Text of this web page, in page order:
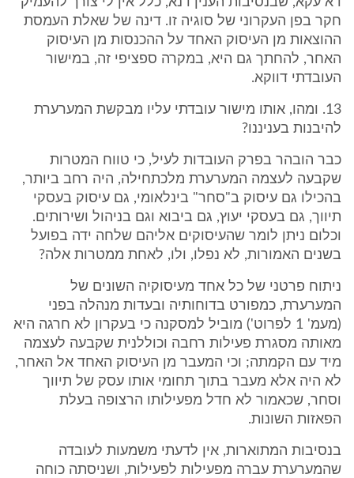
חקר בפן העקרוני של סוגיה זו. דינה של שאלת העמסת
ההוצאות מן העיסוק האחד על ההכנסות מן העיסוק
האחר, להחתך גם היא, במקרה ספציפי זה, במישור
העובדתי דווקא.
13. ומהו, אותו מישור עובדתי עליו מבקשת המערערת
להיבנות בעניננו?
כבר הובהר בפרק העובדות לעיל, כי טווח המטרות
שקבעה לעצמה המערערת מלכתחילה, היה רחב ביותר,
בהכילו גם עיסוק ב"סחר" בינלאומי, גם עיסוק בעסקי
תיווך, גם בעסקי יעוץ, גם ביבוא וגם בניהול ושירותים.
וכלום ניתן לומר שהעיסוקים אליהם שלחה ידה בפועל
בשנים האמורות, לא נפלו, ולו, לאחת ממטרות אלה?
ניתוח פרטני של כל אחד מעיסוקיה השונים של
המערערת, כמפורט בדוחותיה ובעדות מנהלה בפני
(מעמ' 1 לפרוט') מוביל למסקנה כי בעקרון לא חרגה היא
מאותה מסגרת פעילות רחבה וכוללנית שקבעה לעצמה
מיד עם הקמתה; וכי המעבר מן העיסוק האחד אל האחר,
לא היה אלא מעבר בתוך תחומי אותו עסק של תיווך
וסחר, שכאמור לא חדל מפעילותו הרצופה בעלת
הפאזות השונות.
בנסיבות המתוארות, אין לדעתי משמעות לעובדה
שהמערערת עברה מפעילות לפעילות, ושניסתה כוחה